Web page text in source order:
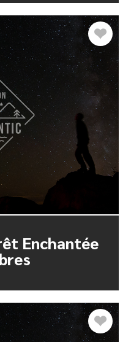
Enchantée